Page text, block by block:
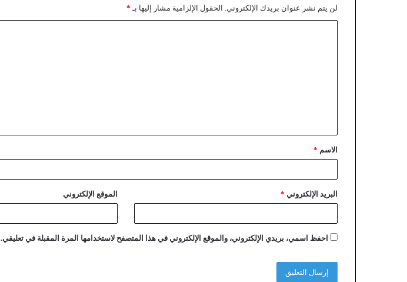
لن يتم نشر عنوان بريدك الإلكتروني. الحقول الإلزامية مشار إليها بـ *
الاسم *
البريد الإلكتروني * الموقع الإلكتروني
احفظ اسمي، بريدي الإلكتروني، والموقع الإلكتروني في هذا المتصفح لاستخدامها المرة المقبلة في تعليقي.